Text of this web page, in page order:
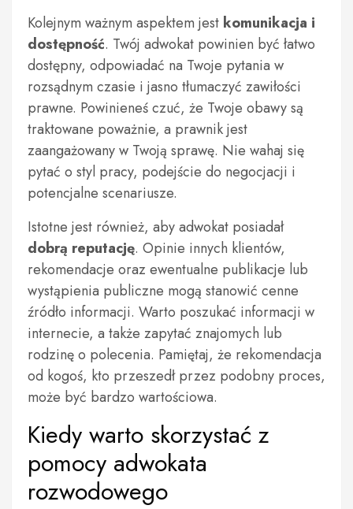
Kolejnym ważnym aspektem jest komunikacja i
dostępność. Twój adwokat powinien być łatwo
dostępny, odpowiadać na Twoje pytania w
rozsądnym czasie i jasno tłumaczyć zawiłości
prawne. Powinieneś czuć, że Twoje obawy są
traktowane poważnie, a prawnik jest
zaangażowany w Twoją sprawę. Nie wahaj się
pytać o styl pracy, podejście do negocjacji i
potencjalne scenariusze.
Istotne jest również, aby adwokat posiadał
dobrą reputację. Opinie innych klientów,
rekomendacje oraz ewentualne publikacje lub
wystąpienia publiczne mogą stanowić cenne
źródło informacji. Warto poszukać informacji w
internecie, a także zapytać znajomych lub
rodzinę o polecenia. Pamiętaj, że rekomendacja
od kogoś, kto przeszedł przez podobny proces,
może być bardzo wartościowa.
Kiedy warto skorzystać z
pomocy adwokata
rozwodowego